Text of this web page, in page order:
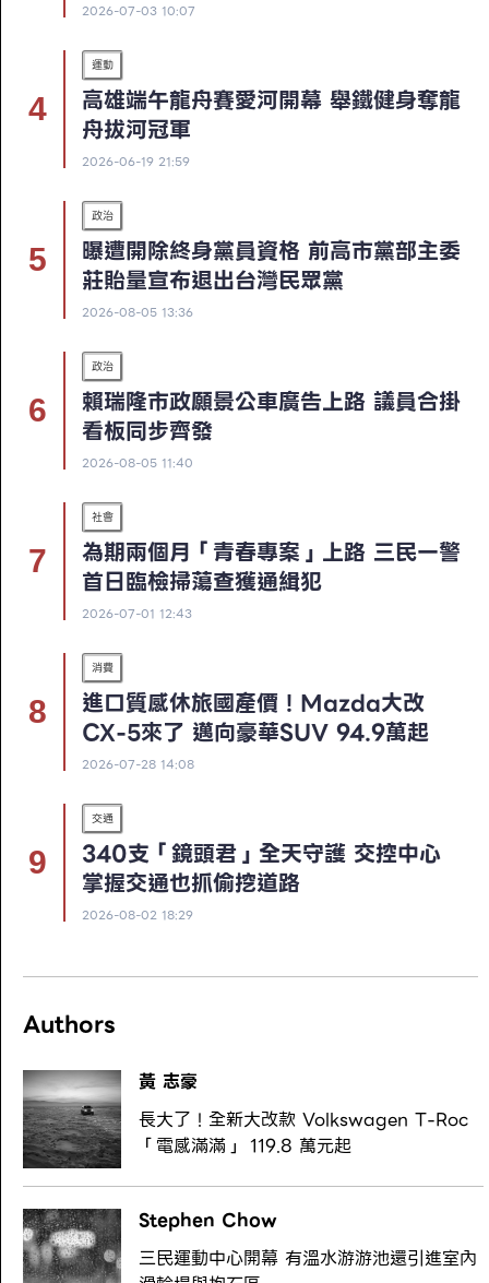
2026-07-03 10:07
運動
高雄端午龍舟賽愛河開幕 舉鐵健身奪龍
舟拔河冠軍
2026-06-19 21:59
政治
曝遭開除終身黨員資格 前高市黨部主委
莊貽量宣布退出台灣民眾黨
2026-08-05 13:36
政治
賴瑞隆市政願景公車廣告上路 議員合掛
看板同步齊發
2026-08-05 11:40
社會
為期兩個月「青春專案」上路 三民一警
首日臨檢掃蕩查獲通緝犯
2026-07-01 12:43
消費
進口質感休旅國產價！Mazda大改
CX-5來了 邁向豪華SUV 94.9萬起
2026-07-28 14:08
交通
340支「鏡頭君」全天守護 交控中心
掌握交通也抓偷挖道路
2026-08-02 18:29
Authors
黃 志豪
長大了！全新大改款 Volkswagen T-Roc
「電感滿滿」 119.8 萬元起
Stephen Chow
三民運動中心開幕 有溫水游游池還引進室內